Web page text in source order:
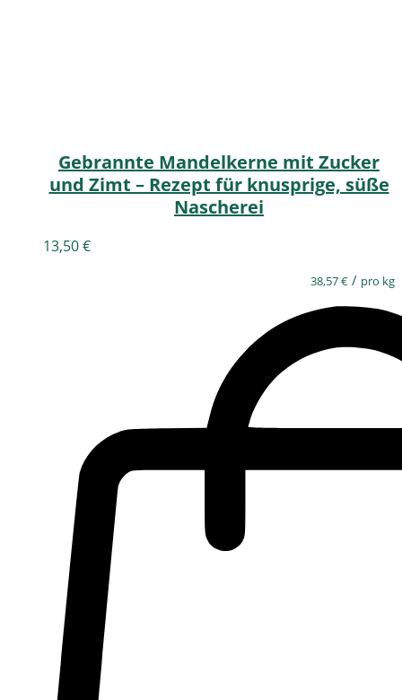
Gebrannte Mandelkerne mit Zucker
und Zimt – Rezept für knusprige, süße
Nascherei
13,50€
38,57€ / pro kg